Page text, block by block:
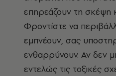
επηρεάζουν τη σκέψη
Φροντίστε να
εμπνέουν, σας
ενθαρρύνουν. Αν δεν
εντελώς τις τοξικές